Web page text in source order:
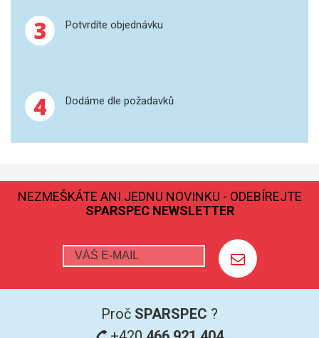
REAKČNÍ AUTOKLÁVY
LISOVÁNÍ
MS/SPM
AFM SONDY
SUBSTRÁTY
3 Potvrdíte objednávku
4 Dodáme dle požadavků
NEZMEŠKÁTE ANI JEDNU NOVINKU - ODEBÍREJTE
SPARSPEC NEWSLETTER
Proč SPARSPEC ?